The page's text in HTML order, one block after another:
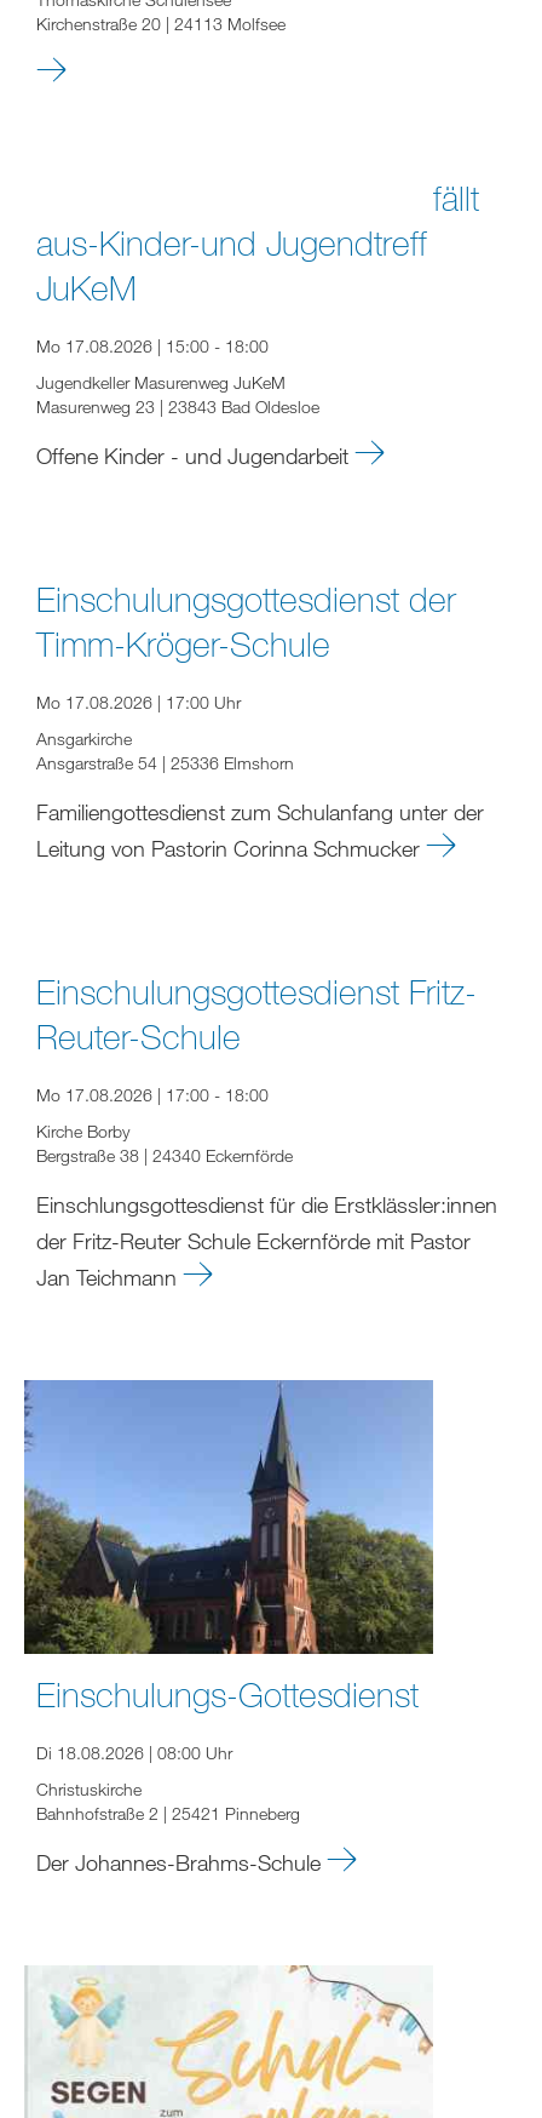
Kirchenstraße 20 | 24113 Molfsee
fällt
aus-Kinder-und Jugendtreff
JuKeM
Mo 17.08.2026 | 15:00 - 18:00
Jugendkeller Masurenweg JuKeM
Masurenweg 23 | 23843 Bad Oldesloe
Offene Kinder - und Jugendarbeit
Einschulungsgottesdienst der
Timm-Kröger-Schule
Mo 17.08.2026 | 17:00 Uhr
Ansgarkirche
Ansgarstraße 54 | 25336 Elmshorn
Familiengottesdienst zum Schulanfang unter der
Leitung von Pastorin Corinna Schmucker
Einschulungsgottesdienst Fritz-
Reuter-Schule
Mo 17.08.2026 | 17:00 - 18:00
Kirche Borby
Bergstraße 38 | 24340 Eckernförde
Einschlungsgottesdienst für die Erstklässler:innen
der Fritz-Reuter Schule Eckernförde mit Pastor
Jan Teichmann
Einschulungs-Gottesdienst
Di 18.08.2026 | 08:00 Uhr
Christuskirche
Bahnhofstraße 2 | 25421 Pinneberg
Der Johannes-Brahms-Schule